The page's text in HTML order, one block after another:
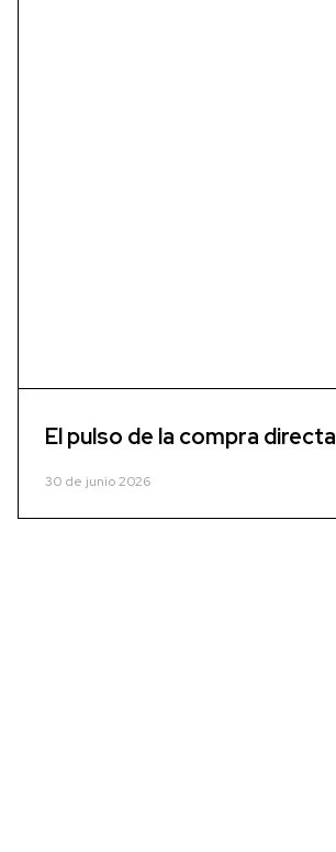
El pulso de la compra directa
30 de junio 2026